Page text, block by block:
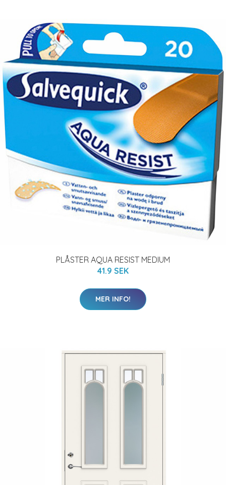
PLÅSTER AQUA RESIST MEDIUM
41.9 SEK
MER INFO!